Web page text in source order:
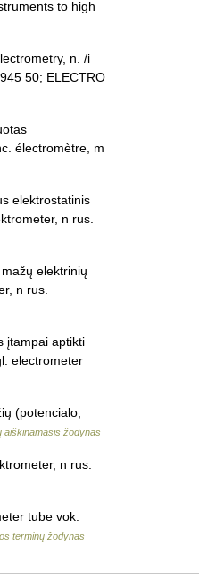
to high
n. /i
50; ELECTRO
électromètre, m
elektrostatinis
n rus.
elektrinių
n rus.
įtampai aptikti
electrometer
(potencialo,
aiškinamasis žodynas
n rus.
tube vok.
terminų žodynas